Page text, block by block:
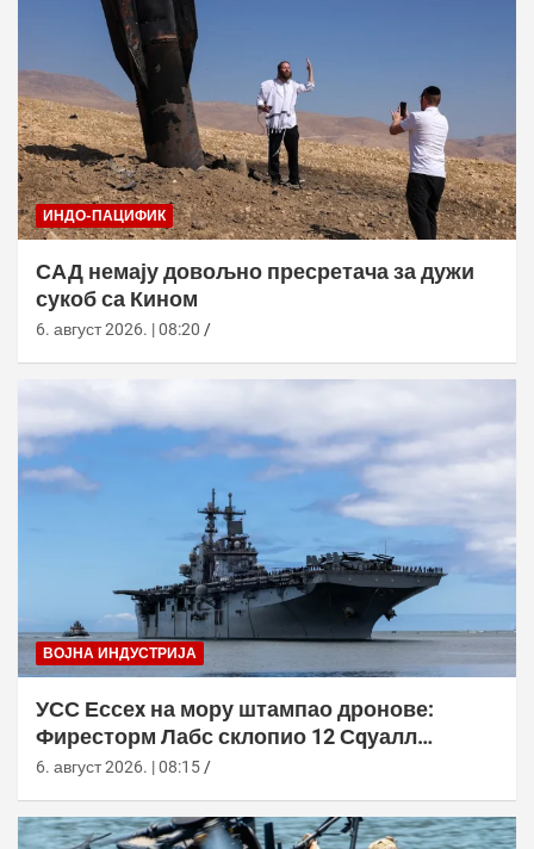
ИНДО-ПАЦИФИК
САД немају довољно пресретача за дужи
сукоб са Кином
6. август 2026. | 08:20
ВОЈНА ИНДУСТРИЈА
УСС Ессеx на мору штампао дронове:
Фиресторм Лабс склопио 12 Сqуалл
летелица без допуне са копна
6. август 2026. | 08:15